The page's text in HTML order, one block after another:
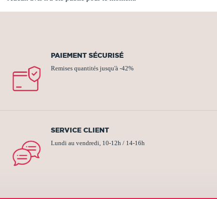
PAIEMENT SÉCURISÉ
Remises quantités jusqu'à -42%
SERVICE CLIENT
Lundi au vendredi, 10-12h / 14-16h